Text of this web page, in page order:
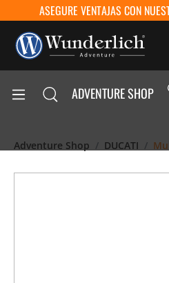
ASEGURE VENTAJAS CON
ADVENTURE SHOP
Adventure Shop DUCATI